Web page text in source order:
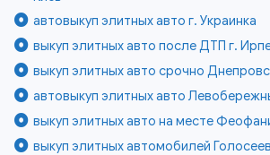
автовыкуп элитных авто г. Украинка
выкуп элитных авто после ДТП г.
выкуп элитных авто срочно
автовыкуп элитных авто
выкуп элитных авто на месте
выкуп элитных автомобилей